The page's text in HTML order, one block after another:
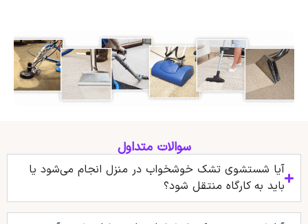
سوالات متداول
آیا شستشوی تشک خوشخواب در منزل انجام می‌شود یا
باید به کارگاه منتقل شود؟